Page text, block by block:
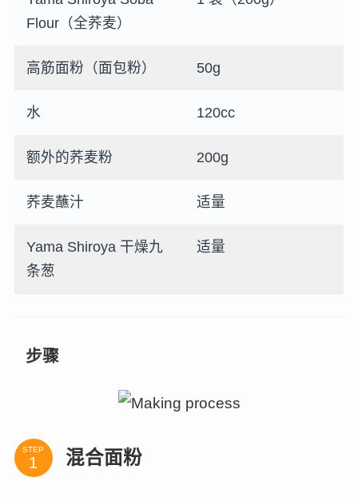
Flour（全荞麦）
高筋面粉（面包粉） 50g
水 120cc
额外的荞麦粉 200g
荞麦蘸汁 适量
Yama Shiroya 干燥九
条葱
适量
步骤
STEP 混合面粉